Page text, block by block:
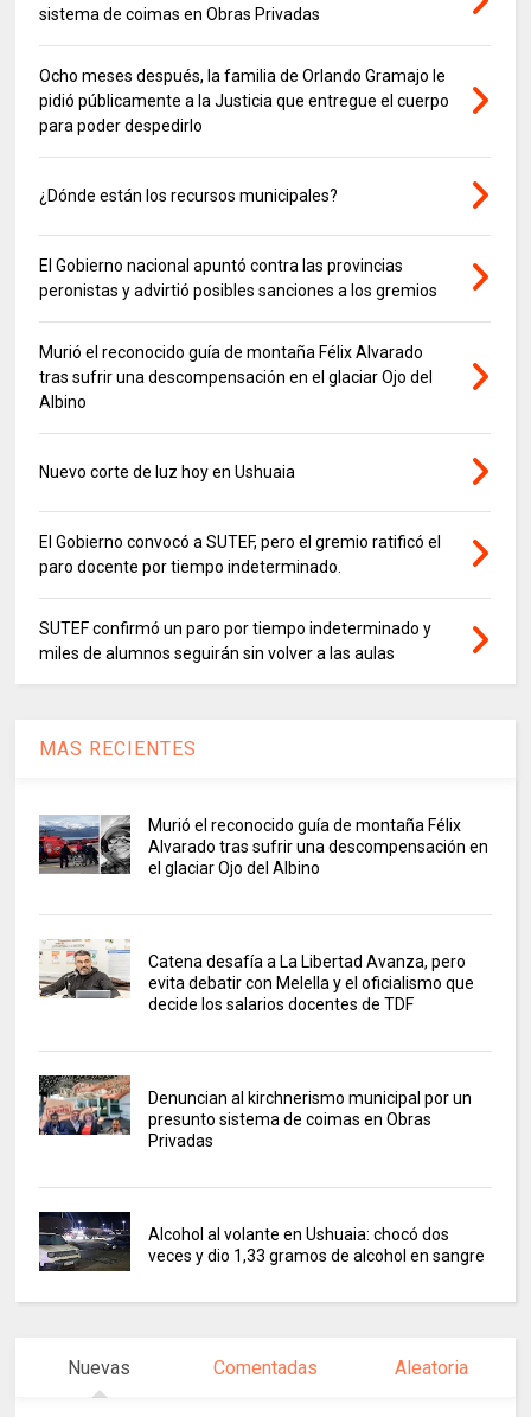
sistema de coimas en Obras Privadas
Ocho meses después, la familia de Orlando Gramajo le
pidió públicamente a la Justicia que entregue el cuerpo
para poder despedirlo
¿Dónde están los recursos municipales?
El Gobierno nacional apuntó contra las provincias
peronistas y advirtió posibles sanciones a los gremios
Murió el reconocido guía de montaña Félix Alvarado
tras sufrir una descompensación en el glaciar Ojo del
Albino
Nuevo corte de luz hoy en Ushuaia
El Gobierno convocó a SUTEF, pero el gremio ratificó el
paro docente por tiempo indeterminado.
SUTEF confirmó un paro por tiempo indeterminado y
miles de alumnos seguirán sin volver a las aulas
MAS RECIENTES
Murió el reconocido guía de montaña Félix
Alvarado tras sufrir una descompensación en
el glaciar Ojo del Albino
Catena desafía a La Libertad Avanza, pero
evita debatir con Melella y el oficialismo que
decide los salarios docentes de TDF
Denuncian al kirchnerismo municipal por un
presunto sistema de coimas en Obras
Privadas
Alcohol al volante en Ushuaia: chocó dos
veces y dio 1,33 gramos de alcohol en sangre
Nuevas Comentadas Aleatoria